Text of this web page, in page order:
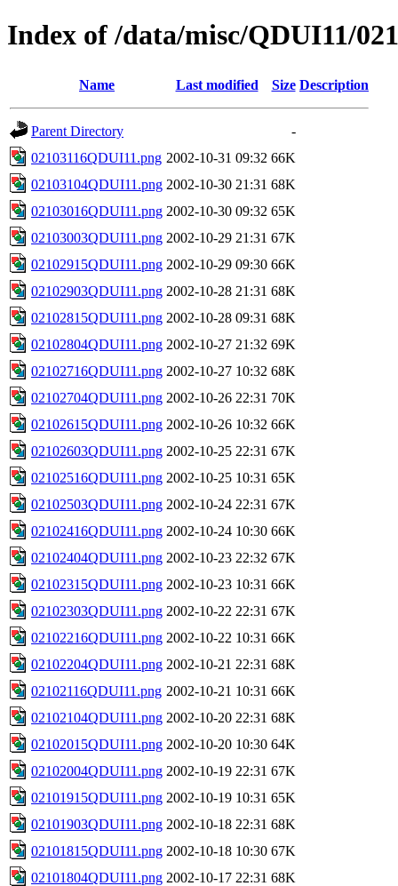
Index of /data/misc/QDUI11/
Name Last modified Size Description
Parent Directory
-
02103116QDUI11.png 2002-10-31 09:32 66K
02103104QDUI11.png 2002-10-30 21:31 68K
02103016QDUI11.png 2002-10-30 09:32 65K
02103003QDUI11.png 2002-10-29 21:31 67K
02102915QDUI11.png 2002-10-29 09:30 66K
02102903QDUI11.png 2002-10-28 21:31 68K
02102815QDUI11.png 2002-10-28 09:31 68K
02102804QDUI11.png 2002-10-27 21:32 69K
02102716QDUI11.png 2002-10-27 10:32 68K
02102704QDUI11.png 2002-10-26 22:31 70K
02102615QDUI11.png 2002-10-26 10:32 66K
02102603QDUI11.png 2002-10-25 22:31 67K
02102516QDUI11.png 2002-10-25 10:31 65K
02102503QDUI11.png 2002-10-24 22:31 67K
02102416QDUI11.png 2002-10-24 10:30 66K
02102404QDUI11.png 2002-10-23 22:32 67K
02102315QDUI11.png 2002-10-23 10:31 66K
02102303QDUI11.png 2002-10-22 22:31 67K
02102216QDUI11.png 2002-10-22 10:31 66K
02102204QDUI11.png 2002-10-21 22:31 68K
02102116QDUI11.png 2002-10-21 10:31 66K
02102104QDUI11.png 2002-10-20 22:31 68K
02102015QDUI11.png 2002-10-20 10:30 64K
02102004QDUI11.png 2002-10-19 22:31 67K
02101915QDUI11.png 2002-10-19 10:31 65K
02101903QDUI11.png 2002-10-18 22:31 68K
02101815QDUI11.png 2002-10-18 10:30 67K
02101804QDUI11.png 2002-10-17 22:31 68K